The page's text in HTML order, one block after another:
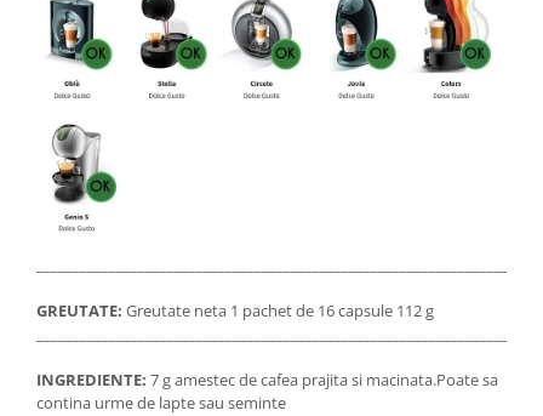
GREUTATE: Greutate neta 1 pachet de 16 capsule 112 g
INGREDIENTE: 7 g amestec de cafea prajita si macinata.Poate sa
contina urme de lapte sau seminte